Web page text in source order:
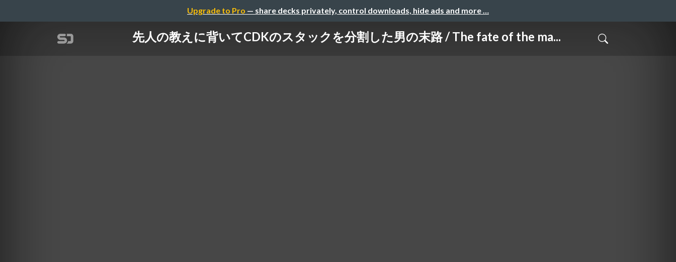
Upgrade to Pro — share decks privately, control downloads, hide ads and more …
先人の教えに背いてCDKのスタックを分割した男の末路 / The fate of the ma...